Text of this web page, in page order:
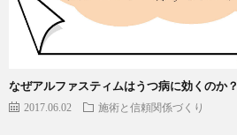
なぜアルファスティムはうつ病に効くのか？
2017.06.02 施術と信頼関係づくり